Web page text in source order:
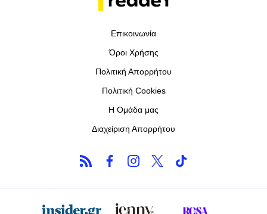
Επικοινωνία
Όροι Χρήσης
Πολιτική Απορρήτου
Πολιτική Cookies
Η Ομάδα μας
Διαχείριση Απορρήτου